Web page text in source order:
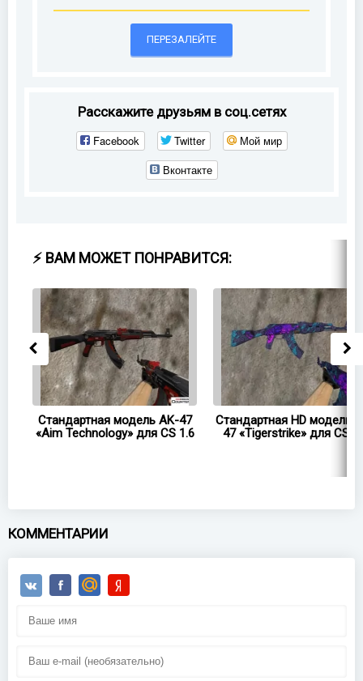
ПЕРЕЗАЛЕЙТЕ
Расскажите друзьям в соц.сетях
Facebook Twitter
Мой мир
Вконтакте
⚡ ВАМ МОЖЕТ ПОНРАВИТСЯ:
Стандартная модель AK-47
«Aim Technology» для CS 1.6
Стандартная HD модель
47 «Tigerstrike» для CS
КОММЕНТАРИИ